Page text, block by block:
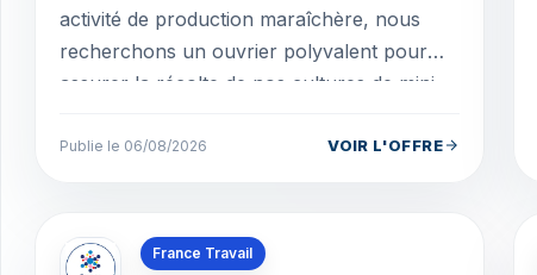
activité de production maraîchère, nous
recherchons un ouvrier polyvalent pour
assurer la récolte de nos cultures de mini
Publie le 06/08/2026 VOIR L'OFFRE
France Travail
Offres en La Réunion